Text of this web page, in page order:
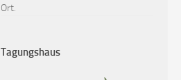
Ort.
Tagungshaus